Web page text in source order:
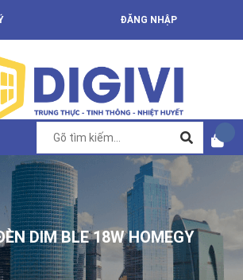
ĐĂNG NHẬP
DIM BLE 18W HOMEGY